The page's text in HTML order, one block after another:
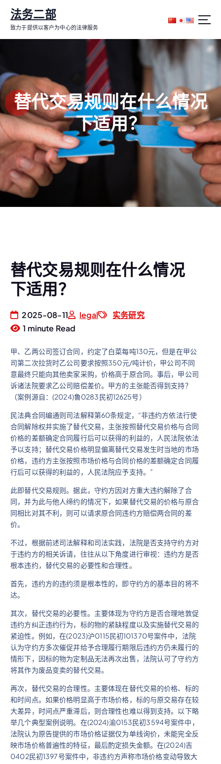
内
法务二部
致力于提供以客户为中心的法律服务
替代交易规则在什么情况
下适用？
替代交易规则在什么情况
下适用？
2025-08-11 legal
实务研究
1 minute Read
甲、乙两公司签订合同，约定了白菜每吨130元，但是在甲公
司第二次拉货时乙公司要求按照350元/吨计价，甲公司不同
意最终只能向其他卖家采购，价格高于原合同。事后，甲公司
诉诸法院要求乙公司赔偿差价。甲方的主张能否得到支持？
（案例源自：(2024)鲁0283民初12625号）
民法典合同编通则司法解释第60条规定，“非违约方依法行使
合同解除权并实施了替代交易，主张按照替代交易价格与合同
价格的差额确定合同履行后可以获得的利益的，人民法院依法
予以支持；替代交易价格明显偏离替代交易发生时当地的市场
价格，违约方主张按照市场价格与合同价格的差额确定合同履
行后可以获得的利益的，人民法院应予支持。”
此即替代交易规则。据此，守约方因对方重大违约解除了合
同，并为此与他人缔约的情况下，如果替代交易的价格与原合
同相比对其不利，则可以请求原合同违约方赔偿两合同的差
价。
不过，根据前述司法解释和司法实践，法院是否支持守约方对
于违约方的相关诉请，往往从以下角度进行审视：违约方是否
根本违约，替代交易的必要性和合理性。
首先，违约方的违约须是根本性的，即守约方的基本目的将不
达。
其次，替代交易的必要性。主要体现为守约方是否合理地敦促
违约方纠正违约行为，标的物的紧缺程度以及实施替代交易的
紧迫性。例如，在(2023)沪0115民初101370号案件中，法院
认为守约方多次催促并给予合理履行期限后违约方仍未履行的
情形下，因标的物为定制品无法再次出售，法院认可了守约方
将其作为废品变卖的替代交易。
再次，替代交易的合理性。主要体现在替代交易的价格、标的
和时间点。如果价格明显高于市场价格，标的与原交易存在较
大差异，时间点严重滞后，则合理性也难以得到支持。以下略
举几个典型案例说明。在(2024)渝0153民初3594号案件中，
法院认为原告提供的市场价格证据仅为单线询价，未能完全反
映市场价格普遍性的特征，最后酌定损失金额。在(2024)吉
0402民初1397号案件中，非违约方声称市场价格变动导致大